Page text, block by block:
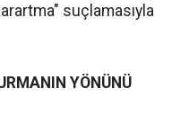
suçlamasıyla
YÖNÜNÜ